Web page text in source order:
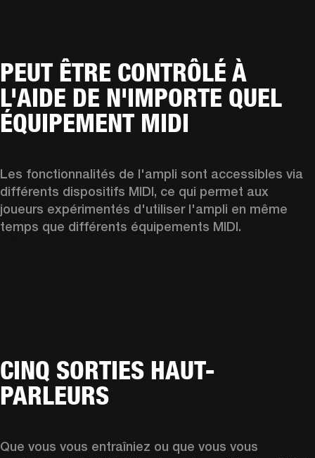
PEUT ÊTRE CONTRÔLÉ À
L'AIDE DE N'IMPORTE QUEL
ÉQUIPEMENT MIDI
Les fonctionnalités de l'ampli sont accessibles via
différents dispositifs MIDI, ce qui permet aux
joueurs expérimentés d'utiliser l'ampli en même
temps que différents équipements MIDI.
CINQ SORTIES HAUT-
PARLEURS
Que vous vous entraîniez ou que vous vous